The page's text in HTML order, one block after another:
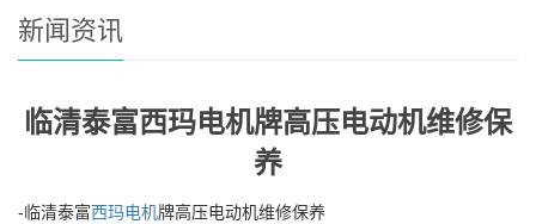
新闻资讯
临清泰富西玛电机牌高压电动机维修保
养
-临清泰富西玛电机牌高压电动机维修保养